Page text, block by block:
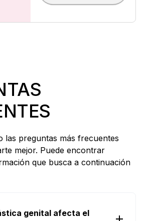
las preguntas más frecuentes
mejor. Puede encontrar
que busca a continuación
genital afecta el